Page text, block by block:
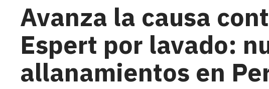
Avanza la causa
Espert por lavado:
allanamientos en